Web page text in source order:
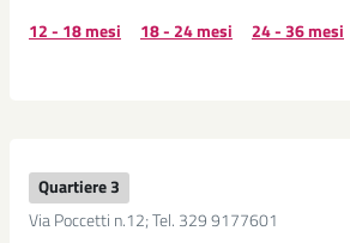
12 - 18 mesi
18 - 24 mesi 24 - 36 mesi
Quartiere 3
Via Poccetti n.12; Tel. 329 9177601